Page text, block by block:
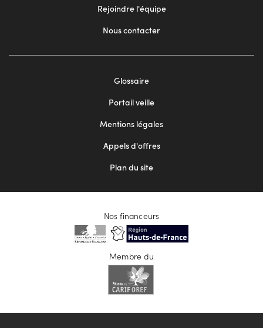
Rejoindre l'équipe
Nous contacter
Glossaire
Portail veille
Mentions légales
Appels d'offres
Plan du site
Nos financeurs
Membre du